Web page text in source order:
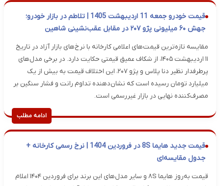
قیمت خودرو جمعه 11 اردیبهشت 1405 | تلاطم در بازار خودرو؛
جهش ۶۰ میلیونی پژو ۲۰۷ در مقابل عقب‌نشینی شاهین
مقایسه تازه‌ترین قیمت‌های اعلامی کارخانه با نرخ‌های بازار آزاد در تاریخ
۱۱ اردیبهشت ۱۴۰۵، از شکاف عمیق قیمتی حکایت دارد. در برخی مدل‌های
پرطرفدار نظیر دنا پلاس و پژو ۲۰۷، این اختلاف قیمت به بیش از یک
میلیارد تومان رسیده است که نشان‌دهنده تداوم رانت و فشار سنگین بر
مصرف‌کننده نهایی در بازار غیررسمی است.
ادامه مطلب
قیمت جدید هایما 8S در فروردین 1404 | نرخ رسمی کارخانه +
جدول مقایسه‌ای
قیمت به‌روز هایما ۸S و سایر مدل‌های این برند برای فروردین ۱۴۰۴ اعلام